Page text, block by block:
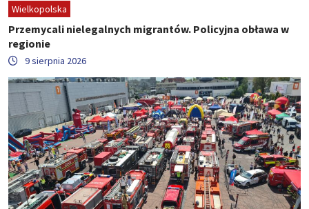
Wielkopolska
Przemycali nielegalnych migrantów. Policyjna obława w
regionie
9 sierpnia 2026